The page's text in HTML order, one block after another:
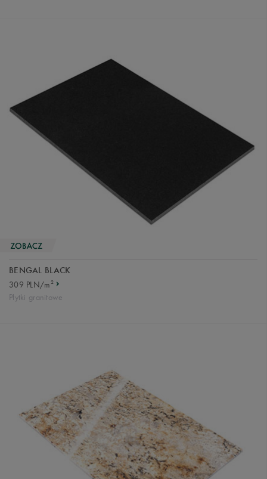
BENGAL BLACK
309 PLN/m2
Płytki granitowe